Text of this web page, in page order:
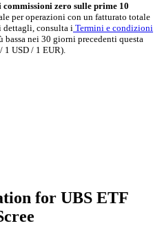
zero sulle prime 10
per operazioni con un fatturato totale
dettagli, consulta i Termini e condizioni
nei 30 giorni precedenti questa
1 USD / 1 EUR).
for UBS ETF